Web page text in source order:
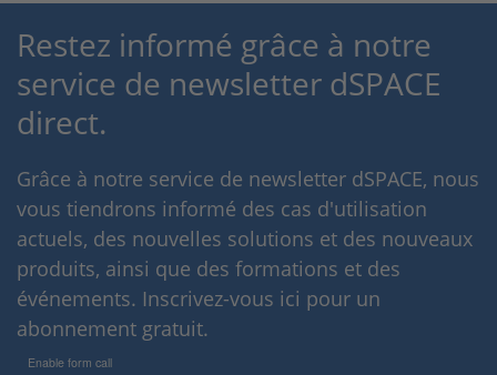
Restez informé grâce à notre
service de newsletter dSPACE
direct.
Grâce à notre service de newsletter dSPACE, nous
vous tiendrons informé des cas d'utilisation
actuels, des nouvelles solutions et des nouveaux
produits, ainsi que des formations et des
événements. Inscrivez-vous ici pour un
abonnement gratuit.
Enable form call